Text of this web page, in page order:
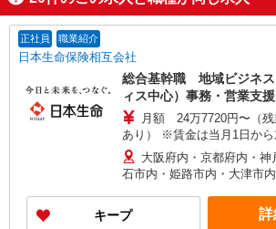
正社員 職業紹介
日本生命保険相互会社
総合基幹職 地域ビジネス
ィス中心）事務・営業支
験可！月額 24万7720円〜（
あり） ※賃金は当月1日から
20日支払（時間外勤務手当
ら末日までの分を翌月20日に支払
430万〜460万 ※時間外勤務
法定外0時間*想定)を含む
9:00〜18:00勤務する場合の
大阪府内・京都府内・神
石市内・姫路市内・大津市
居住地から通勤可能な事業
り） ※初期配置については
キープ 詳